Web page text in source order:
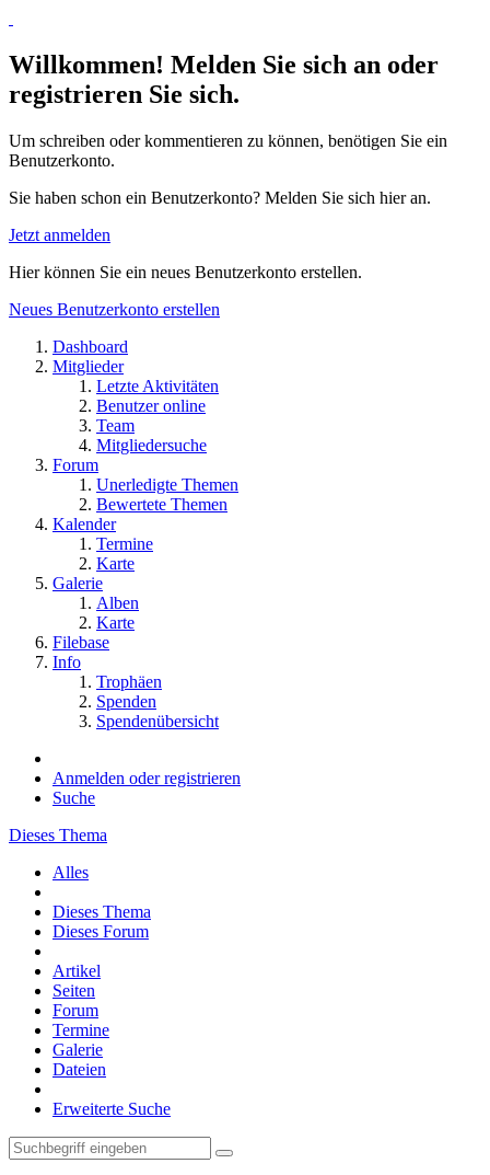
Willkommen! Melden Sie sich an oder
registrieren Sie sich.
Um schreiben oder kommentieren zu können, benötigen Sie ein
Benutzerkonto.
Sie haben schon ein Benutzerkonto? Melden Sie sich hier an.
Jetzt anmelden
Hier können Sie ein neues Benutzerkonto erstellen.
Neues Benutzerkonto erstellen
Dashboard
Mitglieder
Letzte Aktivitäten
Benutzer online
Team
Mitgliedersuche
Forum
Unerledigte Themen
Bewertete Themen
Kalender
Termine
Karte
Galerie
Alben
Karte
Filebase
Info
Trophäen
Spenden
Spendenübersicht
Anmelden oder registrieren
Suche
Dieses Thema
Alles
Dieses Thema
Dieses Forum
Artikel
Seiten
Forum
Termine
Galerie
Dateien
Erweiterte Suche